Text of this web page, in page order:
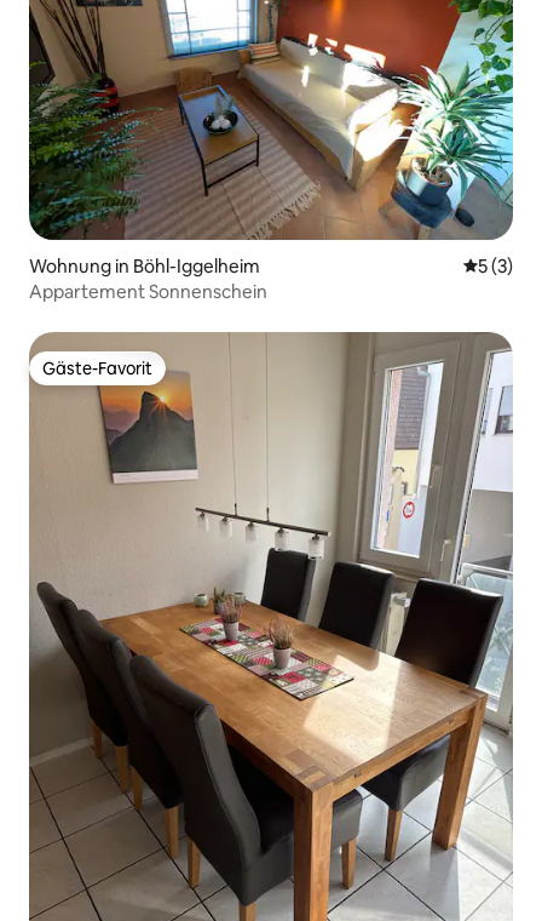
Wohnung in Böhl-Iggelheim
5 (3)
Appartement Sonnenschein
Gäste-Favorit
Gäste-Favorit